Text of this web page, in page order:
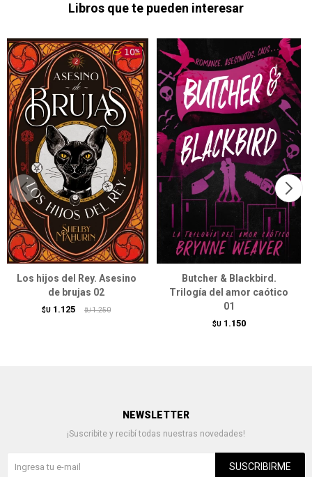
Libros que te pueden interesar
Los hijos del Rey. Asesino
de brujas 02
$U 1.125 $U 1.250
Butcher & Blackbird.
Trilogía del amor caótico
01
$U 1.150
NEWSLETTER
¡Suscribite y recibí todas nuestras novedades!
SUSCRIBIRME